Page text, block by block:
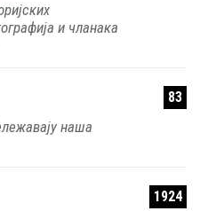
и чланака
83
наша
1924